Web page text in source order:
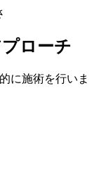
ローチ
に施術を行いま